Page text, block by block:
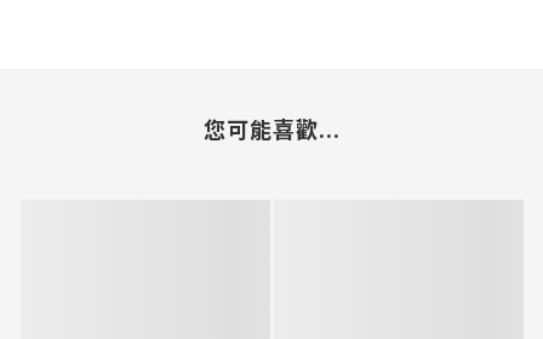
您可能喜歡...